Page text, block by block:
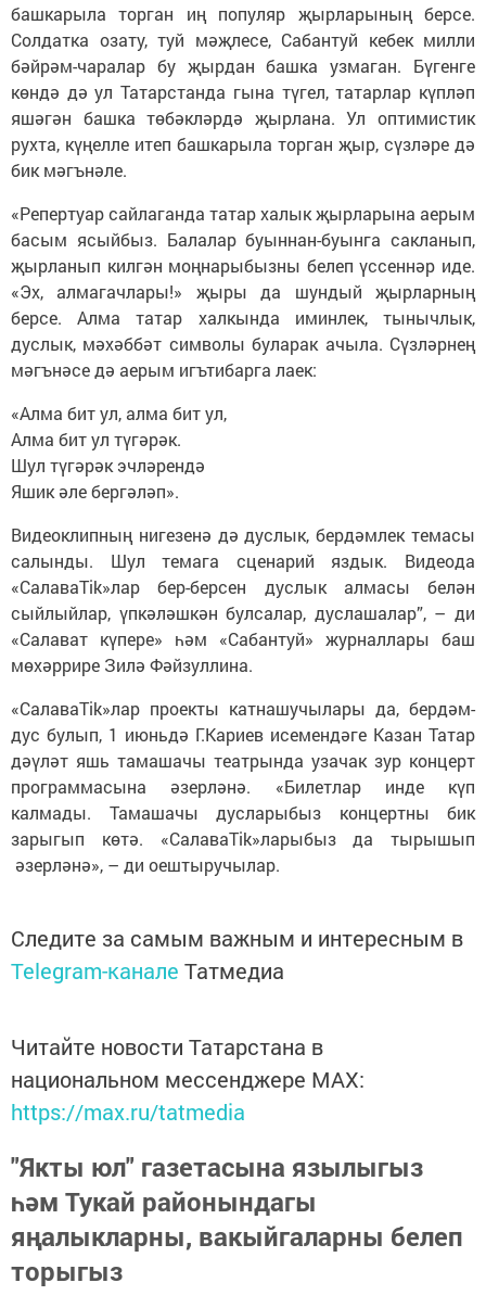
башкарыла торган иң популяр җырларының берсе.
Солдатка озату, туй мәҗлесе, Сабантуй кебек милли
бәйрәм-чаралар бу җырдан башка узмаган. Бүгенге
көндә дә ул Татарстанда гына түгел, татарлар күпләп
яшәгән башка төбәкләрдә җырлана. Ул оптимистик
рухта, күңелле итеп башкарыла торган җыр, сүзләре дә
бик мәгънәле.
«Репертуар сайлаганда татар халык җырларына аерым
басым ясыйбыз. Балалар буыннан-буынга сакланып,
җырланып килгән моңнарыбызны белеп үссеннәр иде.
«Эх, алмагачлары!» җыры да шундый җырларның
берсе. Алма татар халкында иминлек, тынычлык,
дуслык, мәхәббәт символы буларак ачыла. Сүзләрнең
мәгънәсе дә аерым игътибарга лаек:
«Алма бит ул, алма бит ул,
Алма бит ул түгәрәк.
Шул түгәрәк эчләрендә
Яшик әле бергәләп».
Видеоклипның нигезенә дә дуслык, бердәмлек темасы
салынды. Шул темага сценарий яздык. Видеода
«СалаваTik»лар бер-берсен дуслык алмасы белән
сыйлыйлар, үпкәләшкән булсалар, дуслашалар”, – ди
«Салават күпере» һәм «Сабантуй» журналлары баш
мөхәррире Зилә Фәйзуллина.
«СалаваTik»лар проекты катнашучылары да, бердәм-
дус булып, 1 июньдә Г.Кариев исемендәге Казан Татар
дәүләт яшь тамашачы театрында узачак зур концерт
программасына әзерләнә. «Билетлар инде күп
калмады. Тамашачы дусларыбыз концертны бик
зарыгып көтә. «СалаваTik»ларыбыз да тырышып
әзерләнә», – ди оештыручылар.
Следите за самым важным и интересным в
Telegram-канале Татмедиа
Читайте новости Татарстана в
национальном мессенджере MАХ:
https://max.ru/tatmedia
"Якты юл" газетасына язылыгыз
һәм Тукай районындагы
яңалыкларны, вакыйгаларны белеп
торыгыз